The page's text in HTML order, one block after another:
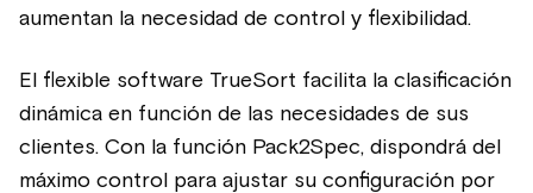
aumentan la necesidad de control y flexibilidad.
El flexible software TrueSort facilita la clasificación
dinámica en función de las necesidades de sus
clientes. Con la función Pack2Spec, dispondrá del
máximo control para ajustar su configuración por